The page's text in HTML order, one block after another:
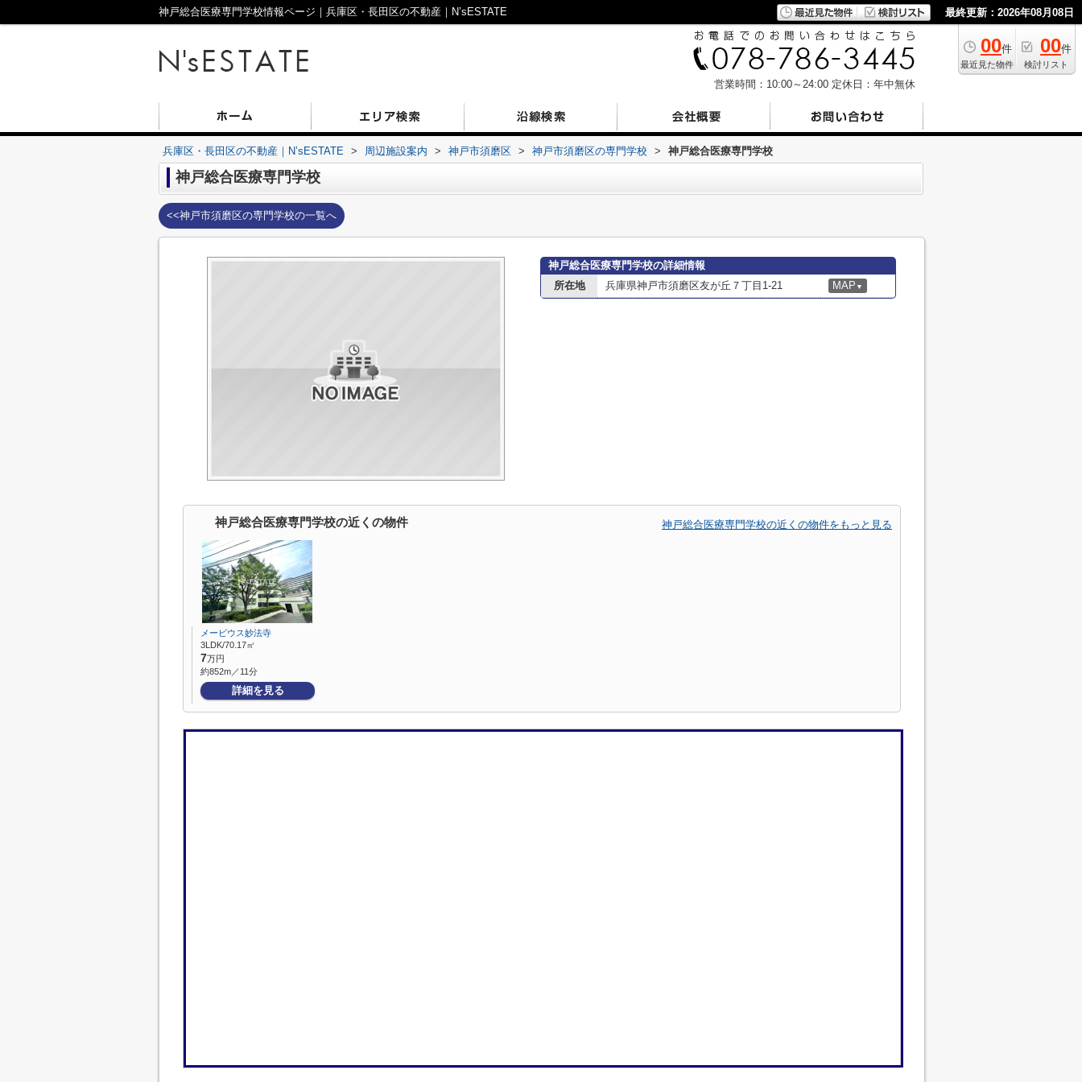
神戸総合医療専門学校情報ページ｜兵庫区・長田区の不動産｜N’sESTATE 最終更新：2026年08月08日
00件
最近見た物件
00件
検討リスト
営業時間：10:00～24:00 定休日：年中無休
兵庫区・長田区の不動産｜N’sESTATE > 周辺施設案内 > 神戸市須磨区 > 神戸市須磨区の専門学校 > 神戸総合医療専門学校
神戸総合医療専門学校
<<神戸市須磨区の専門学校の一覧へ
神戸総合医療専門学校の詳細情報
所在地
兵庫県神戸市須磨区友が丘７丁目1-21 MAP ▼
神戸総合医療専門学校の近くの物件 神戸総合医療専門学校の近くの物件をもっと見る
メービウス妙法寺
3LDK/70.17㎡
7万円
約852m／11分
詳細を見る